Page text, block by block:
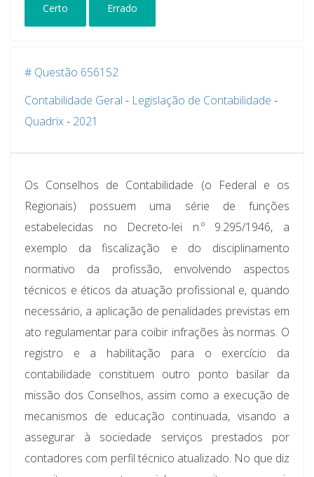
Certo Errado
# Questão 656152
Contabilidade Geral - Legislação de Contabilidade -
Quadrix- 2021
Os Conselhos de Contabilidade (o Federal e os
Regionais) possuem uma série de funções
estabelecidas no Decreto-lei n.º 9.295/1946, a
exemplo da fiscalização e do disciplinamento
normativo da profissão, envolvendo aspectos
técnicos e éticos da atuação profissional e, quando
necessário, a aplicação de penalidades previstas em
ato regulamentar para coibir infrações às normas. O
registro e a habilitação para o exercício da
contabilidade constituem outro ponto basilar da
missão dos Conselhos, assim como a execução de
mecanismos de educação continuada, visando a
assegurar à sociedade serviços prestados por
contadores com perfil técnico atualizado. No que diz